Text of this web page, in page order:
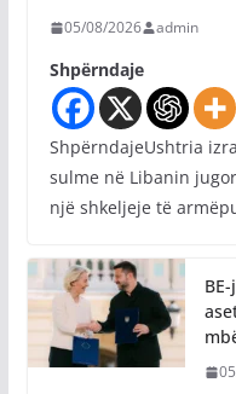
05/08/2026 admin
Shpërndaje
ShpërndajeUshtria
sulme në Libanin
një shkeljeje të